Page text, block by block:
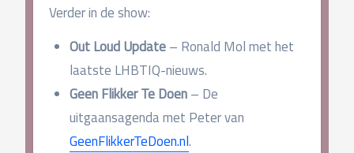
Verder in de show:
Out Loud Update– Ronald Mol met het
laatste LHBTIQ-nieuws.
Geen Flikker Te Doen– De
uitgaansagenda met Peter van
GeenFlikkerTeDoen.nl.